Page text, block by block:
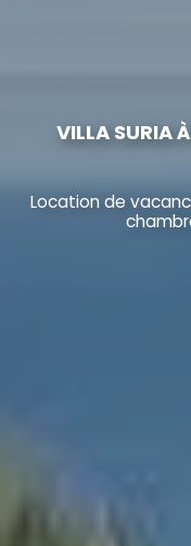
VILLA SURIA
Location de